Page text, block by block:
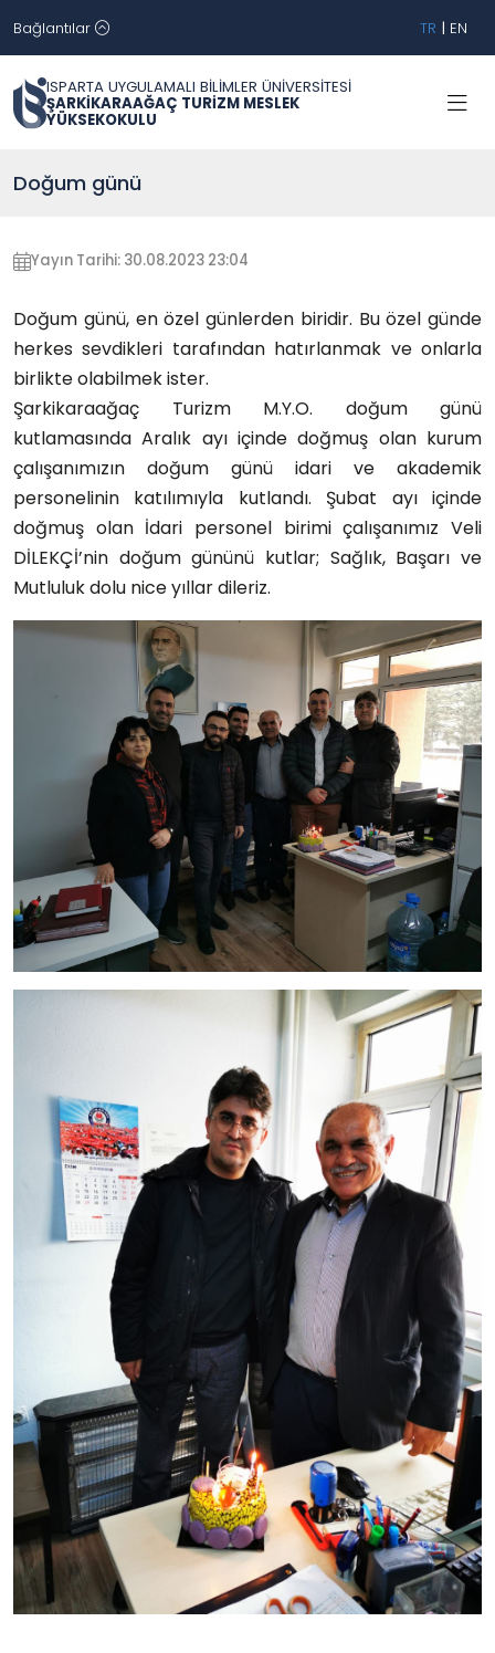
Bağlantılar TR | EN
ISPARTA UYGULAMALI BİLİMLER ÜNİVERSİTESİ
ŞARKİKARAAĞAÇ TURİZM MESLEK
YÜKSEKOKULU
Doğum günü
Yayın Tarihi: 30.08.2023 23:04
Doğum günü, en özel günlerden biridir. Bu özel günde
herkes sevdikleri tarafından hatırlanmak ve onlarla
birlikte olabilmek ister.
Şarkikaraağaç Turizm M.Y.O. doğum günü
kutlamasında Aralık ayı içinde doğmuş olan kurum
çalışanımızın doğum günü idari ve akademik
personelinin katılımıyla kutlandı. Şubat ayı içinde
doğmuş olan İdari personel birimi çalışanımız Veli
DİLEKÇİ’nin doğum gününü kutlar; Sağlık, Başarı ve
Mutluluk dolu nice yıllar dileriz.